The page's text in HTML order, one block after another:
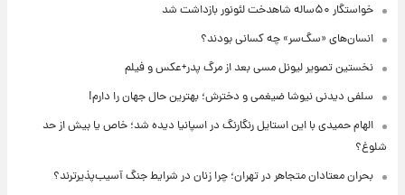
خواستگار ۵۰ساله شاهدخت لئونور بازداشت شد
انسان‌های «سگ‌سر» چه کسانی بودند؟
نخستین تصویر لیونل مسی بعد از مرگ پدر+عکس و فیلم
سلفی دیدنی نیوشا ضیغمی و دخترش؛ بهترین حال جهان را دارم!
الهام حمیدی با این استایل رنگارنگ در اسپانیا دیده شد؛ خاص یا بیش از حد
شلوغ؟
بحران معتادان متجاهر در تهران؛ چرا زنان در شرایط جنگ آسیب‌پذیرترند؟